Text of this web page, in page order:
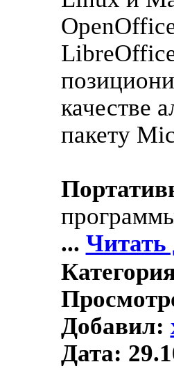
качестве
пакету
... Читать
Добавил:
Дата: